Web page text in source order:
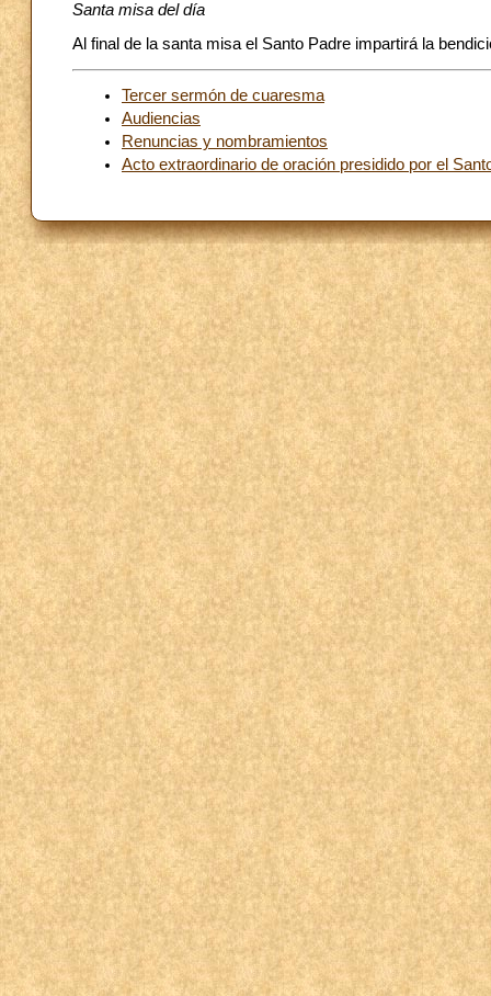
Santa misa del día
Al final de la santa misa el Santo Padre impartirá la
Tercer sermón de cuaresma
Audiencias
Renuncias y nombramientos
Acto extraordinario de oración presidido por el